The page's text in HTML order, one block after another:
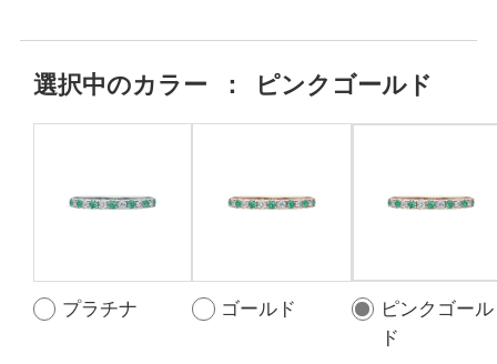
選択中のカラー ： ピンクゴールド
プラチナ ゴールド
ピンクゴール
ド